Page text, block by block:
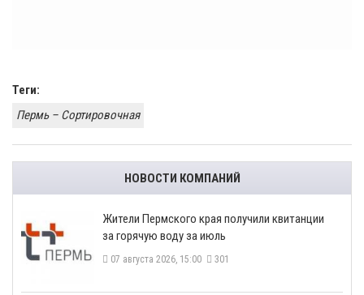
Теги:
Пермь – Сортировочная
НОВОСТИ КОМПАНИЙ
​Жители Пермского края получили квитанции
за горячую воду за июль
07 августа 2026, 15:00 301